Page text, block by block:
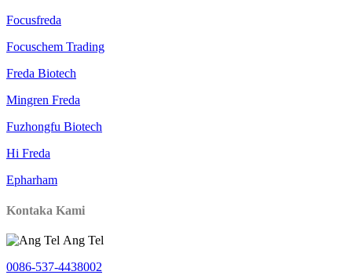
Focusfreda
Focuschem Trading
Freda Biotech
Mingren Freda
Fuzhongfu Biotech
Hi Freda
Epharham
Kontaka Kami
Ang Tel
0086-537-4438002